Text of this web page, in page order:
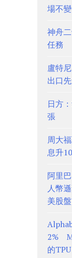
場不變
神舟
任務
盧特
出口
日方
張
周大
息升
阿里
人幣
美股
2%
的